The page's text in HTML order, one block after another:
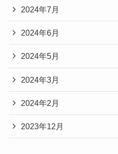
2024年7月
2024年6月
2024年5月
2024年3月
2024年2月
2023年12月